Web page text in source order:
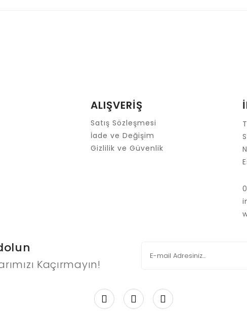
ve diğer konularda yetersiz gördüğünüz noktaları öneri formunu
ALIŞVERİŞ
Satış Sözleşmesi
İade ve Değişim
Gizlilik ve Güvenlik
Kaçırmayın!